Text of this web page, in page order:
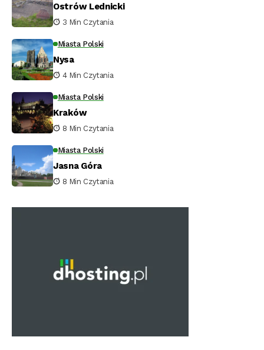
Ostrów Lednicki
3 Min Czytania
Miasta Polski
Nysa
4 Min Czytania
Miasta Polski
Kraków
8 Min Czytania
Miasta Polski
Jasna Góra
8 Min Czytania